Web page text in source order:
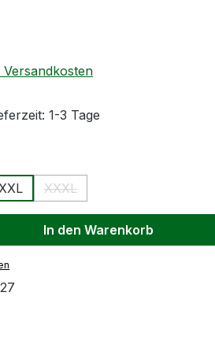
1-3 Tage
XXL XXXL
(Diese Option ist zurzeit
den gewünschten
In den Warenkorb